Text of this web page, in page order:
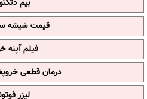
بیم
قیمت شیشه
فیلم آپنه
درمان قطعی
لیزر